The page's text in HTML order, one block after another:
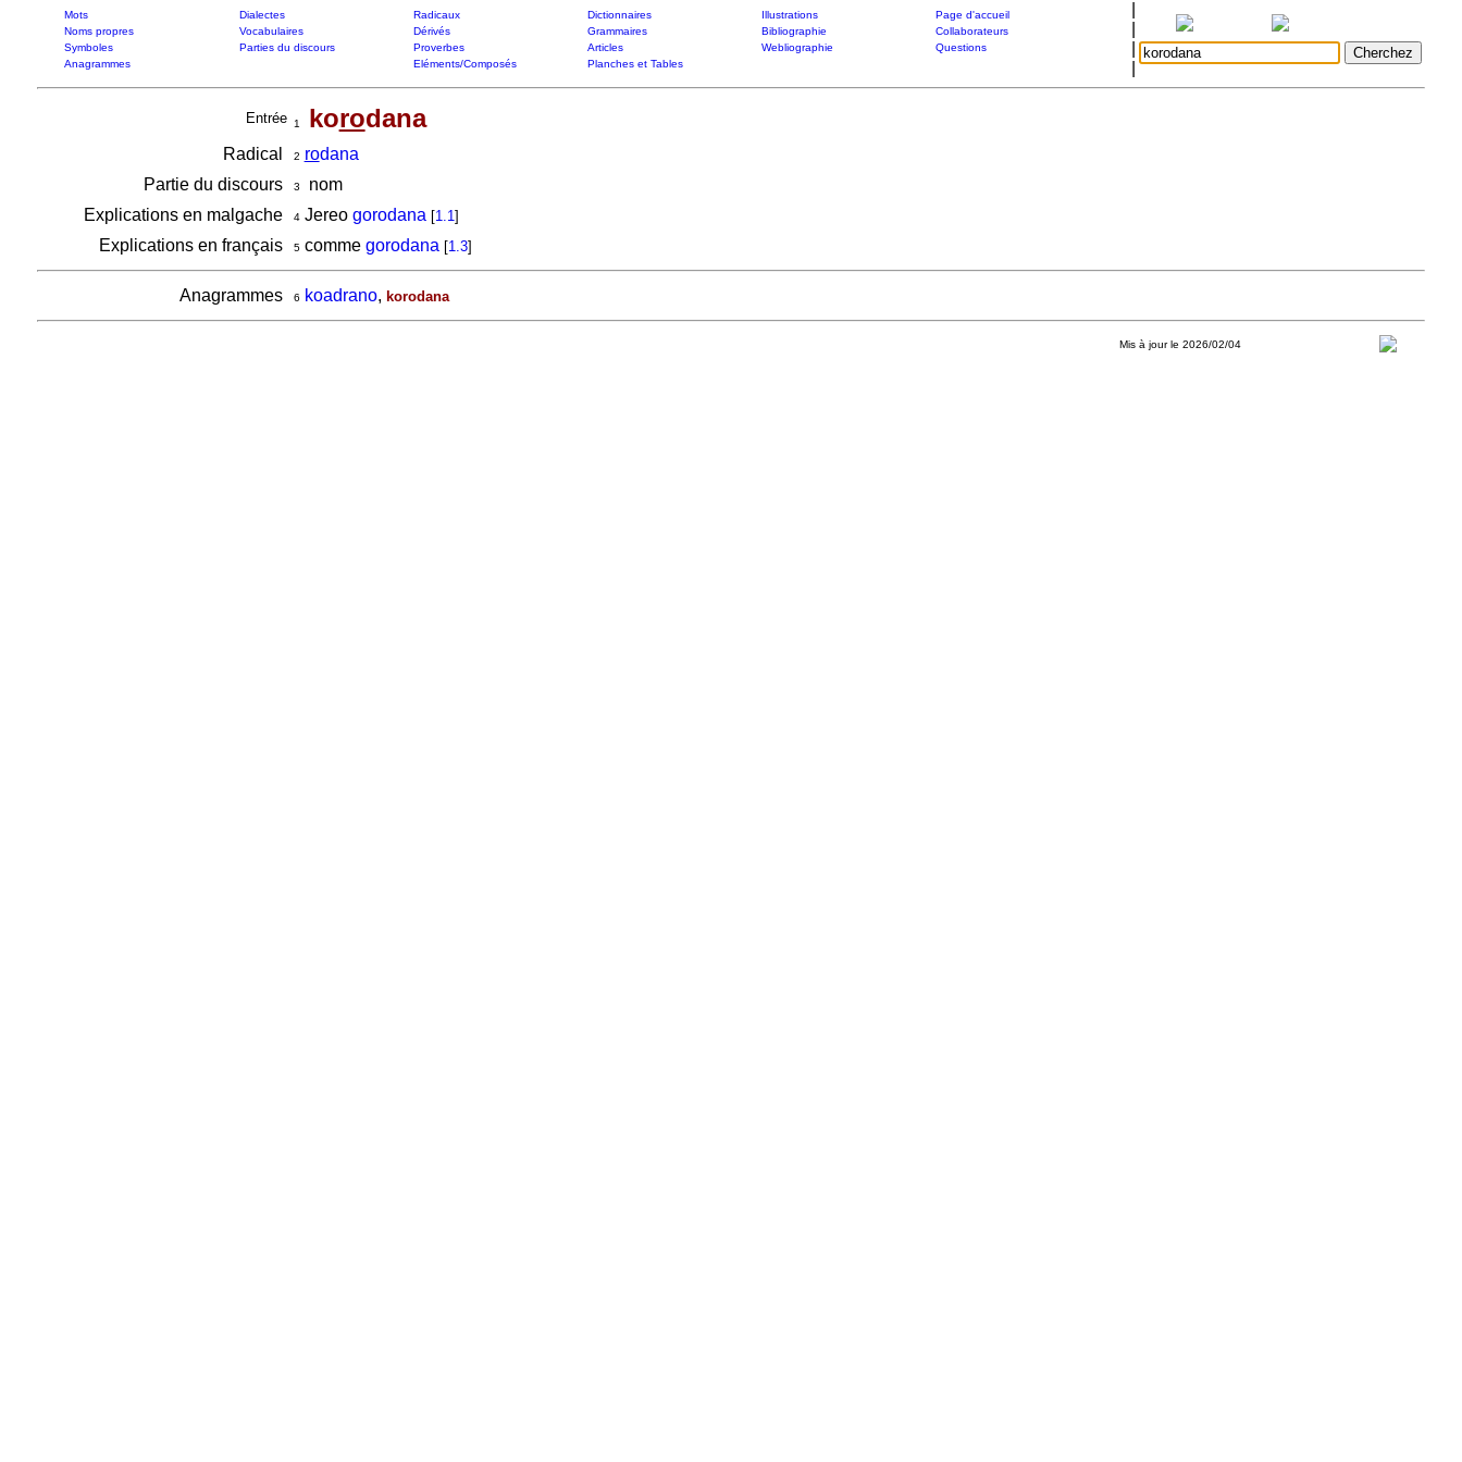
Mots Dialectes Radicaux Dictionnaires Illustrations
Page d'accueil
Noms propres
Vocabulaires Dérivés Grammaires Bibliographie
Collaborateurs
Symboles
Parties du discours Proverbes Articles Webliographie
Questions
Anagrammes
Eléments/Composés Planches et Tables
Entrée 1 korodana
Radical 2 rodana
Partie du discours
3
nom
Explications en malgache
4Jereo gorodana [1.1]
Explications en français 5comme gorodana [1.3]
Anagrammes 6 koadrano, korodana
Mis à jour le 2026/02/04